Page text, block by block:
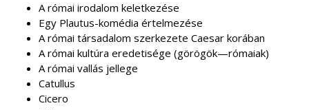
A római irodalom keletkezése
Egy Plautus-komédia értelmezése
A római társadalom szerkezete Caesar korában
A római kultúra eredetisége (görögök—rómaiak)
A római vallás jellege
Catullus
Cicero